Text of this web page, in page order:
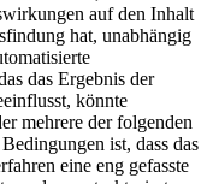
auf den Inhalt
hat, unabhängig
das Ergebnis der
könnte
mehrere der folgenden
ist, dass das
eine eng gefasste